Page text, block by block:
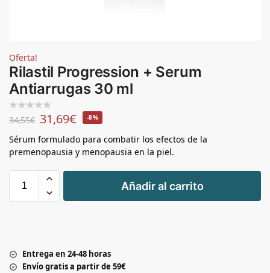
Oferta!
Rilastil Progression + Serum
Antiarrugas 30 ml
34,55€ 31,69€ -8%
Sérum formulado para combatir los efectos de la
premenopausia y menopausia en la piel.
+
-
Añadir al carrito
Entrega en 24-48 horas
Envío gratis a partir de 59€